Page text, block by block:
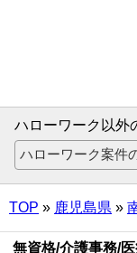
ハローワーク以外
TOP » 鹿児島県 »
無資格/介護事務/